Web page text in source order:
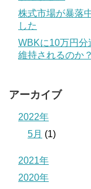
株式市場が暴落
した
WBKに10万円分
維持されるのか？
アーカイブ
2022年
5月 (1)
2021年
2020年